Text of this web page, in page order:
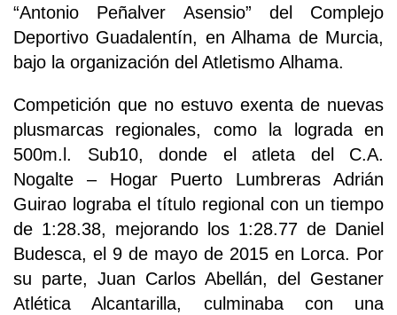
“Antonio Peñalver Asensio” del Complejo
Deportivo Guadalentín, en Alhama de Murcia,
bajo la organización del Atletismo Alhama.
Competición que no estuvo exenta de nuevas
plusmarcas regionales, como la lograda en
500m.l. Sub10, donde el atleta del C.A.
Nogalte – Hogar Puerto Lumbreras Adrián
Guirao lograba el título regional con un tiempo
de 1:28.38, mejorando los 1:28.77 de Daniel
Budesca, el 9 de mayo de 2015 en Lorca. Por
su parte, Juan Carlos Abellán, del Gestaner
Atlética Alcantarilla, culminaba con una